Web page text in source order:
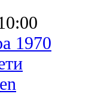
1970
en